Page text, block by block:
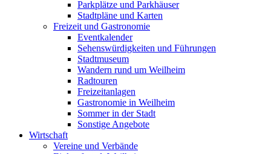
Parkplätze und Parkhäuser
Stadtpläne und Karten
Freizeit und Gastronomie
Eventkalender
Sehenswürdigkeiten und Führungen
Stadtmuseum
Wandern rund um Weilheim
Radtouren
Freizeitanlagen
Gastronomie in Weilheim
Sommer in der Stadt
Sonstige Angebote
Wirtschaft
Vereine und Verbände